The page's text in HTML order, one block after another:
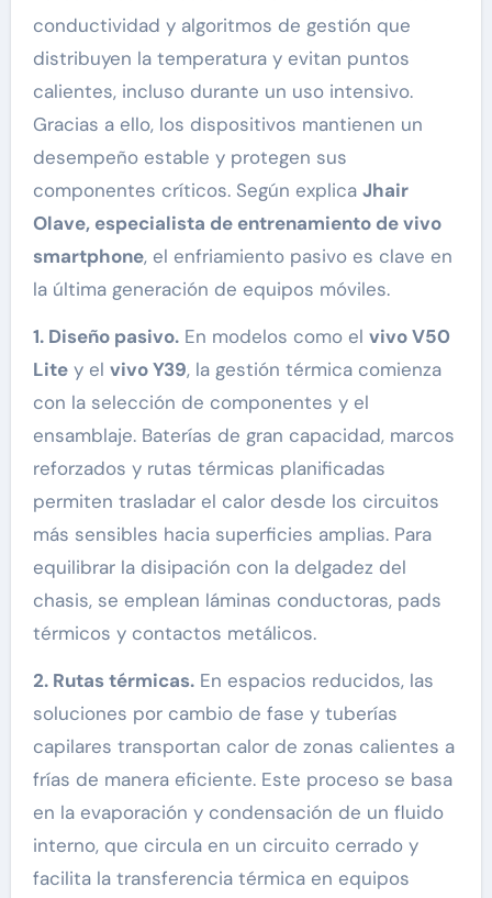
conductividad y algoritmos de gestión que
distribuyen la temperatura y evitan puntos
calientes, incluso durante un uso intensivo.
Gracias a ello, los dispositivos mantienen un
desempeño estable y protegen sus
componentes críticos. Según explica Jhair
Olave, especialista de entrenamiento de vivo
smartphone, el enfriamiento pasivo es clave en
la última generación de equipos móviles.
1. Diseño pasivo.En modelos como el vivo V50
Litey el vivo Y39, la gestión térmica comienza
con la selección de componentes y el
ensamblaje. Baterías de gran capacidad, marcos
reforzados y rutas térmicas planificadas
permiten trasladar el calor desde los circuitos
más sensibles hacia superficies amplias. Para
equilibrar la disipación con la delgadez del
chasis, se emplean láminas conductoras, pads
térmicos y contactos metálicos.
2. Rutas térmicas.En espacios reducidos, las
soluciones por cambio de fase y tuberías
capilares transportan calor de zonas calientes a
frías de manera eficiente. Este proceso se basa
en la evaporación y condensación de un fluido
interno, que circula en un circuito cerrado y
facilita la transferencia térmica en equipos